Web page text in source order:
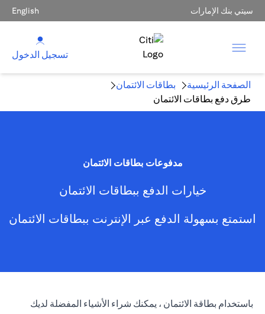
سيتي بنك الإمارات English
تسجيل الدخول
الصفحة الرئيسية
بطاقات الائتمان
طرق دفع بطاقات الائتمان
مدفوعات بطاقات الائتمان
خيارات الدفع ببطاقات الائتمان
استمتع بسهولة الدفع عبر الإنترنت ببطاقات الائتمان
باستخدام بطاقة الائتمان ، يمكنك شراء الأشياء المفضلة لديك